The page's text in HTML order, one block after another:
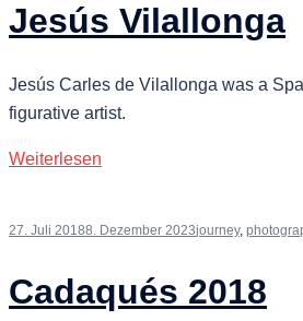
Jesús Vilallonga
Jesús Carles de Vilallonga was a
figurative artist.
Weiterlesen
27. Juli 20188. Dezember 2023journey,
Cadaqués 2018